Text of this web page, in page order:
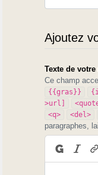
Ajoutez
Texte de
Ce champ
{{gras}}
>url]
<q> <del>
paragraphes,